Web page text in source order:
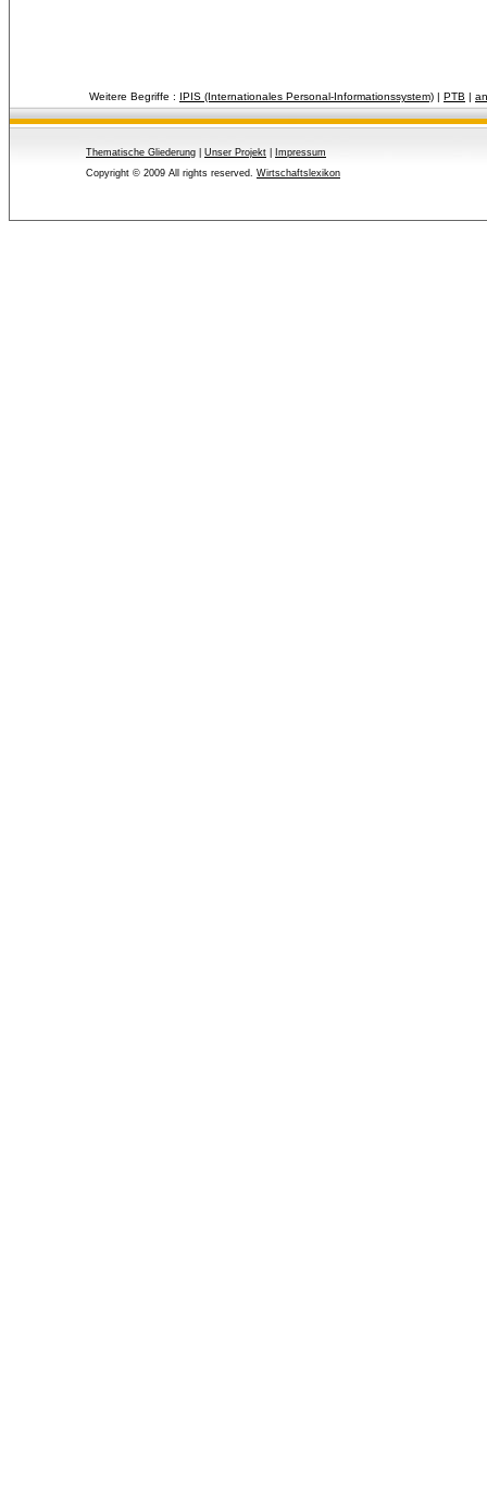
Weitere Begriffe : IPIS (Internationales Personal-Informationssystem) | PTB |
Thematische Gliederung Unser Projekt
Impressum
Copyright © 2009 All rights reserved. Wirtschaftslexikon